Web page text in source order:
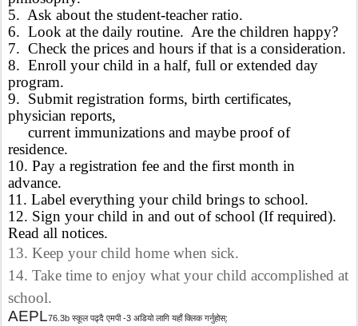
5. Ask about the student-teacher ratio.
6. Look at the daily routine. Are the children happy?
7. Check the prices and hours if that is a consideration.
8. Enroll your child in a half, full or extended day
program.
9. Submit registration forms, birth certificates,
physician reports,
current immunizations and maybe proof of
residence.
10. Pay a registration fee and the first month in
advance.
11. Label everything your child brings to school.
12. Sign your child in and out of school (If required).
Read all notices.
13. Keep your child home when sick.
14. Take time to enjoy what your child accomplished at
school.
AEPL76.3b स्कूल पढ्दै एमपी -3 अडियो लागि यहाँ क्लिक गर्नुहोस्: